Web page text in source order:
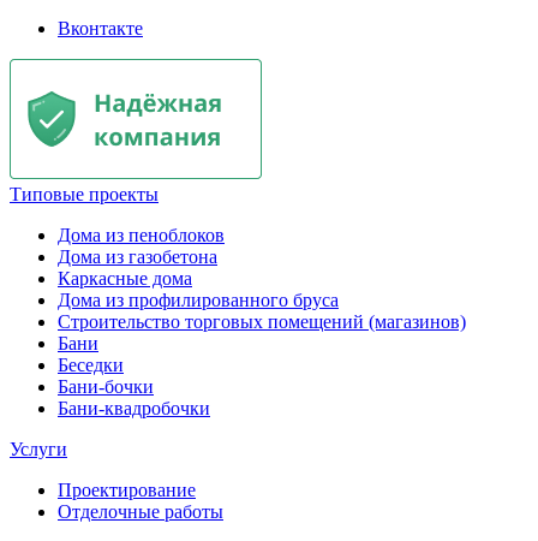
Вконтакте
Типовые проекты
Дома из пеноблоков
Дома из газобетона
Каркасные дома
Дома из профилированного бруса
Строительство торговых помещений (магазинов)
Бани
Беседки
Бани-бочки
Бани-квадробочки
Услуги
Проектирование
Отделочные работы